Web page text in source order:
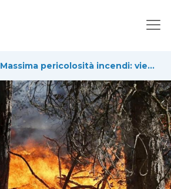
Massima pericolosità incendi: vietato accendere fuochi